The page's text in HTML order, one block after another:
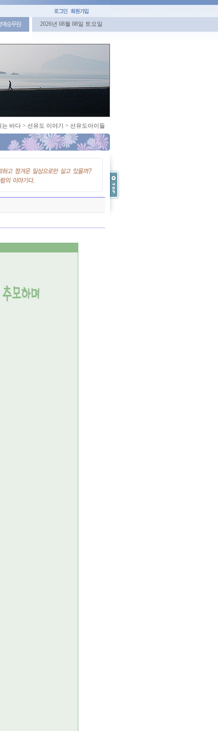
예승무원 2026년 08월 08일 토요일
는 바다 > 선유도 이야기 > 선유도아이들